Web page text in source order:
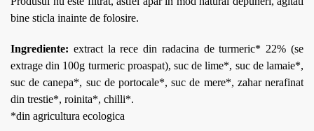
bine sticla inainte de folosire.
Ingrediente: extract la rece din radacina de turmeric* 22% (se
extrage din 100g turmeric proaspat), suc de lime*, suc de lamaie*,
suc de canepa*, suc de portocale*, suc de mere*, zahar nerafinat
din trestie*, roinita*, chilli*.
*din agricultura ecologica